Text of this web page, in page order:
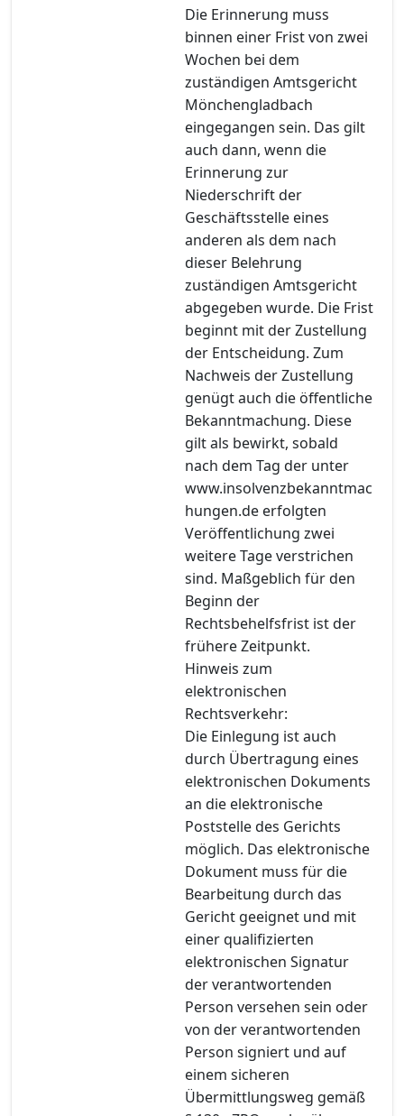
Die Erinnerung muss
binnen einer Frist von zwei
Wochen bei dem
zuständigen Amtsgericht
Mönchengladbach
eingegangen sein. Das gilt
auch dann, wenn die
Erinnerung zur
Niederschrift der
Geschäftsstelle eines
anderen als dem nach
dieser Belehrung
zuständigen Amtsgericht
abgegeben wurde. Die Frist
beginnt mit der Zustellung
der Entscheidung. Zum
Nachweis der Zustellung
genügt auch die öffentliche
Bekanntmachung. Diese
gilt als bewirkt, sobald
nach dem Tag der unter
www.insolvenzbekanntmac
hungen.de erfolgten
Veröffentlichung zwei
weitere Tage verstrichen
sind. Maßgeblich für den
Beginn der
Rechtsbehelfsfrist ist der
frühere Zeitpunkt.
Hinweis zum
elektronischen
Rechtsverkehr:
Die Einlegung ist auch
durch Übertragung eines
elektronischen Dokuments
an die elektronische
Poststelle des Gerichts
möglich. Das elektronische
Dokument muss für die
Bearbeitung durch das
Gericht geeignet und mit
einer qualifizierten
elektronischen Signatur
der verantwortenden
Person versehen sein oder
von der verantwortenden
Person signiert und auf
einem sicheren
Übermittlungsweg gemäß